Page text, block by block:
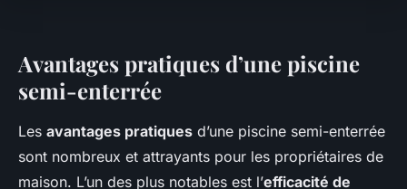
Avantages pratiques d’une piscine
semi-enterrée
Les avantages pratiques d’une piscine semi-enterrée
sont nombreux et attrayants pour les propriétaires de
maison. L’un des plus notables est l’efficacité de